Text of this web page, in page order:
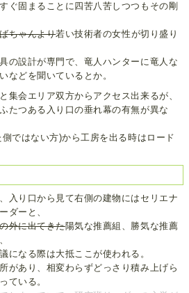
ぐ固まることに四苦八苦しつつもその剛
ちゃんより若い技術者の女性が切り盛り
の設計が専門で、竜人ハンターに竜人な
などを聞いているとか。
集会エリア双方からアクセス出来るが、
たつある入り口の垂れ幕の有無が異な
ではない方)から工房を出る時はロード
入り口から見て右側の建物にはセリエナ
ダーと、
外に出てきた陽気な推薦組、勝気な推薦
になる際は大抵ここが使われる。
があり、相変わらずどっさり積み上げら
ている。